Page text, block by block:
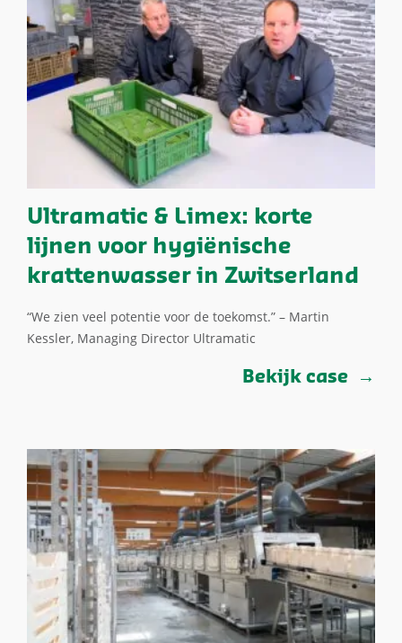
Ultramatic & Limex: korte
lijnen voor hygiënische
krattenwasser in Zwitserland
“We zien veel potentie voor de toekomst.” – Martin
Kessler, Managing Director Ultramatic
Bekijk case